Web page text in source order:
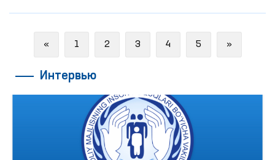
«Previous
1 2 3 4 5 »Next
Интервью